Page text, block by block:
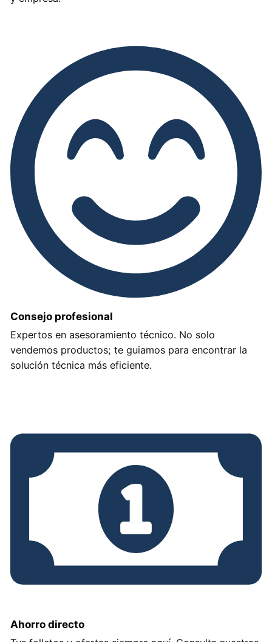
Consejo profesional
Expertos en asesoramiento técnico. No solo
vendemos productos; te guiamos para encontrar la
solución técnica más eficiente.
Ahorro directo